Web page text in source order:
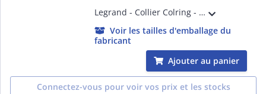
Legrand - Collier Colring - dent int polyamide 6/6 - l 4,6 - L 360 - noir (blist)
Voir les tailles d'emballage du
fabricant
Ajouter au panier
Connectez-vous pour voir vos prix et les stocks